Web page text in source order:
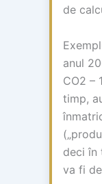
de
anul
CO2 –
timp,
deci în
va fi